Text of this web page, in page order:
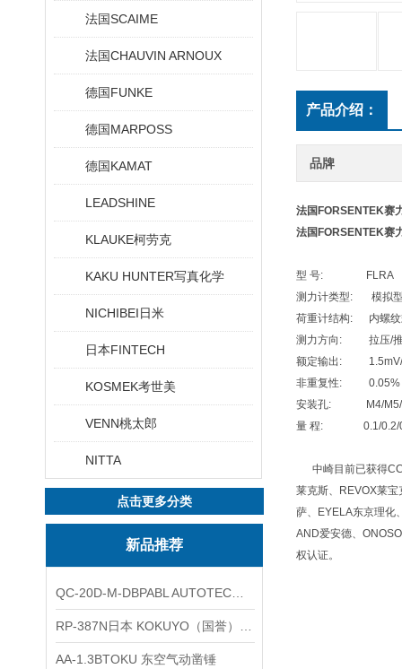
法国SCAIME
法国CHAUVIN ARNOUX
德国FUNKE
德国MARPOSS
德国KAMAT
LEADSHINE
KLAUKE柯劳克
KAKU HUNTER写真化学
NICHIBEI日米
日本FINTECH
KOSMEK考世美
VENN桃太郎
NITTA
点击更多分类
新品推荐
AA-1.3BTOKU 东空气动凿锤
产品介绍：
品牌
法国FORSENTEK赛
法国FORSENTEK赛
型 号: FLRA
测力计类型: 模拟
荷重计结构: 内螺纹
测力方向: 拉压/
额定输出:
非重复性: 0.05%
安装孔: M4/M5/
量 程: 0.1/0.2/
中崎目前已获得
莱克斯、REVOX莱宝
萨、EYELA东京理化
AND爱安德、
权认证。